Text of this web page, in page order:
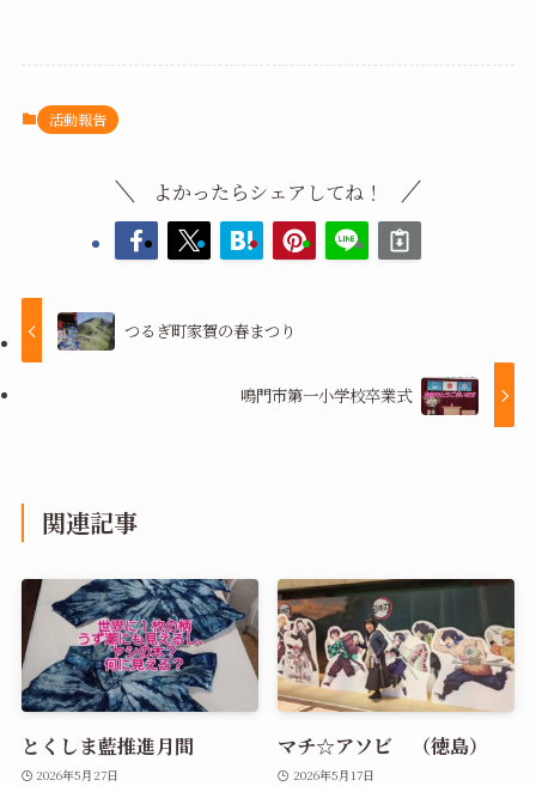
活動報告
よかったらシェアしてね！
つるぎ町家賀の春まつり
鳴門市第一小学校卒業式
関連記事
とくしま藍推進月間
2026年5月27日
マチ☆アソビ （徳島）
2026年5月17日